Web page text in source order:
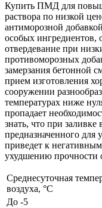
Купить ПМД для
раствора по низкой
антиморозной
особых ингредиентов,
отвердевание при
противоморозных
замерзания бетонной
прием изготовления
сооружении
температурах ниже
пропадает
знать, что при заливке
предназначенного для
приведет к
ухудшению прочности
Среднесуточная
воздуха, °C
До -5